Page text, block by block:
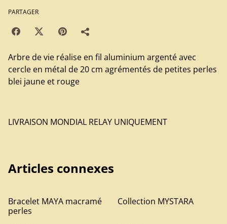
PARTAGER
Arbre de vie réalise en fil aluminium argenté avec
cercle en métal de 20 cm agrémentés de petites perles
blei jaune et rouge
LIVRAISON MONDIAL RELAY UNIQUEMENT
Articles connexes
Bracelet MAYA macramé
perles
Collection MYSTARA